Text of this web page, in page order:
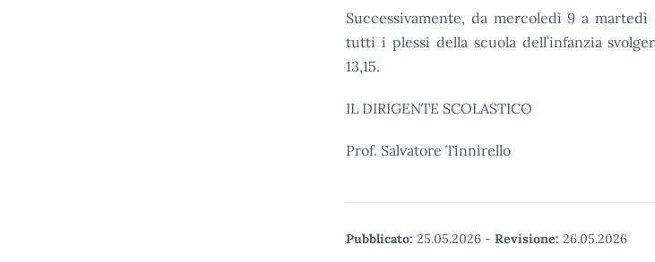
Successivamente, da mercoledì 9 amartedì
tutti i plessi della scuola dell’infanzia
13,15.
IL DIRIGENTE SCOLASTICO
Prof. Salvatore Tinnirello
Pubblicato: 25.05.2026 - Revisione: 26.05.2026